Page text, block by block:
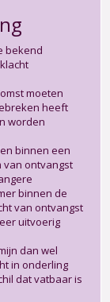
bekend
moeten
heeft
worden
binnen een
van ontvangst
binnen de
van ontvangst
uitvoerig
dan wel
in onderling
dat vatbaar is